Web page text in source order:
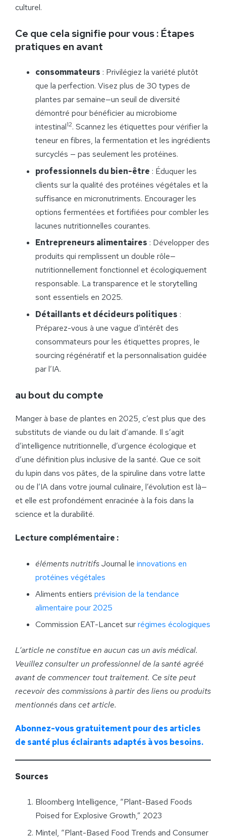
culturel.
Ce que cela signifie pour vous : Étapes
pratiques en avant
consommateurs : Privilégiez la variété plutôt
que la perfection. Visez plus de 30 types de
plantes par semaine—un seuil de diversité
démontré pour bénéficier au microbiome
intestinal12. Scannez les étiquettes pour vérifier la
teneur en fibres, la fermentation et les ingrédients
surcyclés — pas seulement les protéines.
professionnels du bien-être : Éduquer les
clients sur la qualité des protéines végétales et la
suffisance en micronutriments. Encourager les
options fermentées et fortifiées pour combler les
lacunes nutritionnelles courantes.
Entrepreneurs alimentaires : Développer des
produits qui remplissent un double rôle—
nutritionnellement fonctionnel et écologiquement
responsable. La transparence et le storytelling
sont essentiels en 2025.
Détaillants et décideurs politiques :
Préparez-vous à une vague d’intérêt des
consommateurs pour les étiquettes propres, le
sourcing régénératif et la personnalisation guidée
par l’IA.
au bout du compte
Manger à base de plantes en 2025, c’est plus que des
substituts de viande ou du lait d’amande. Il s’agit
d’intelligence nutritionnelle, d’urgence écologique et
d’une définition plus inclusive de la santé. Que ce soit
du lupin dans vos pâtes, de la spiruline dans votre latte
ou de l’IA dans votre journal culinaire, l’évolution est là—
et elle est profondément enracinée à la fois dans la
science et la durabilité.
Lecture complémentaire :
éléments nutritifsJournal le innovations en
protéines végétales
Aliments entiers prévision de la tendance
alimentaire pour 2025
Commission EAT-Lancet surrégimes écologiques
L’article ne constitue en aucun cas un avis médical.
Veuillez consulter un professionnel de la santé agréé
avant de commencer tout traitement. Ce site peut
recevoir des commissions à partir des liens ou produits
mentionnés dans cet article.
Abonnez-vous gratuitement pour des articles
de santé plus éclairants adaptés à vos besoins.
Sources
Bloomberg Intelligence, “Plant-Based Foods
Poised for Explosive Growth,” 2023
Mintel, “Plant-Based Food Trends and Consumer